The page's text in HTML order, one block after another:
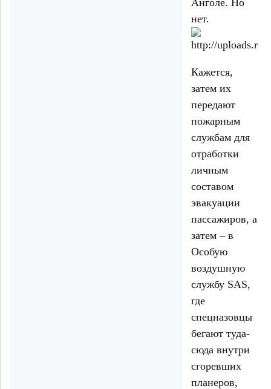
нет.
Кажется,
затем их
передают
пожарным
службам для
отработки
личным
составом
эвакуации
пассажиров, а
затем – в
Особую
воздушную
службу SAS,
где
спецназовцы
бегают туда-
сюда внутри
сгоревших
планеров,